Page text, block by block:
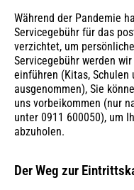
Während der Pandemie
Servicegebühr für das
verzichtet, um
Servicegebühr werden
einführen (Kitas, Schulen
ausgenommen), Sie
uns vorbeikommen (nur
unter 0911 600050), um
abzuholen.
Der Weg zur